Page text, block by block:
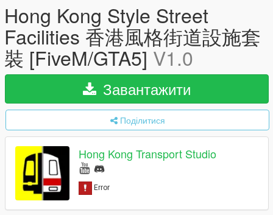
Hong Kong Style Street
Facilities 香港風格街道設施套
裝 [FiveM/GTA5]V1.0
Завантажити
Поділитися
Hong Kong Transport Studio